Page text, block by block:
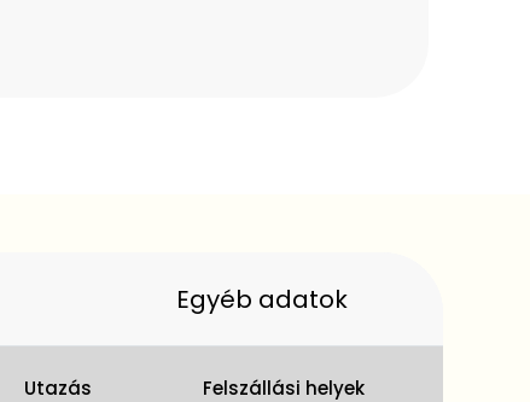
Egyéb adatok
Utazás Felszállási helyek